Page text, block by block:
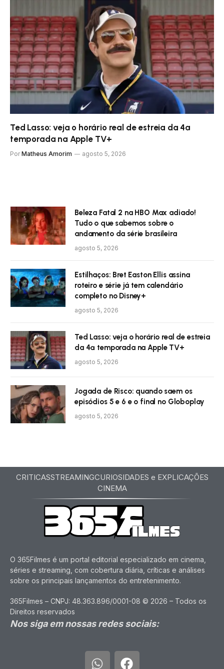
Ted Lasso: veja o horário real de estreia da 4ª
temporada na Apple TV+
Por Matheus Amorim agosto 5, 2026
Beleza Fatal 2 na HBO Max adiado!
Tudo o que sabemos sobre o
andamento da série brasileira
agosto 5, 2026
Estilhaços: Bret Easton Ellis assina
roteiro e série já tem calendário
completo no Disney+
agosto 5, 2026
Ted Lasso: veja o horário real de estreia
da 4ª temporada na Apple TV+
agosto 5, 2026
Jogada de Risco: quando saem os
episódios 5 e 6 e o final no Globoplay
agosto 5, 2026
CRITICASSTREAMINGCURIOSIDADES e EXPLICAÇÕES
CINEMA
O 365Filmes é um portal editorial especializado em cinema,
séries e streaming, com cobertura diária, críticas e análises
sobre os principais lançamentos do entretenimento.
365Filmes – CNPJ: 48.363.896/0001-08 © 2026 – Todos os
Direitos reservados
Nos siga em nossas redes sociais: